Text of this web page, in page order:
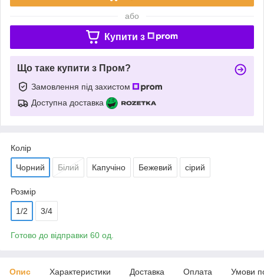
або
Купити з
Що таке купити з Пром?
Замовлення під захистом
Доступна доставка
Колір
Чорний Білий Капучіно Бежевий сірий
Розмір
1/2 3/4
Готово до відправки 60 од.
Опис Характеристики Доставка Оплата Умови